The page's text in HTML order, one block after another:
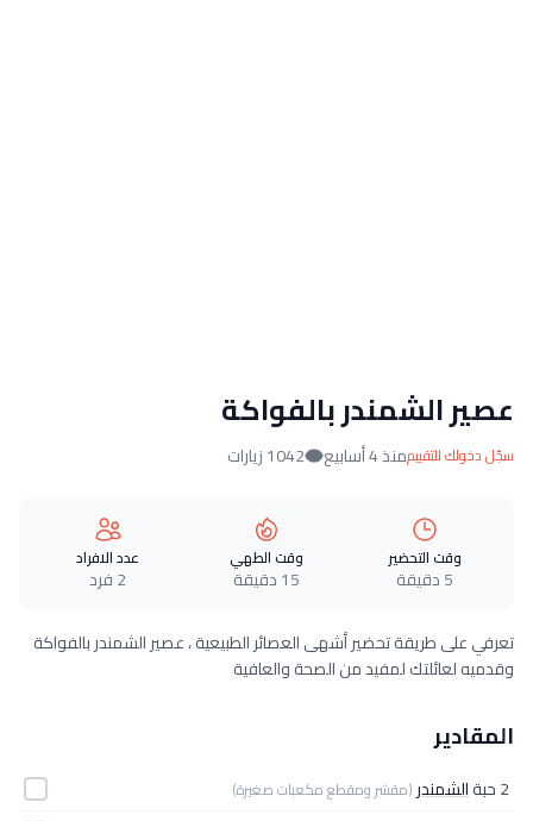
عصير الشمندر بالفواكة
سجّل دخولك للتقييممنذ 4 أسابيع 1042 زيارات
وقت التحضير
5 دقيقة
وقت الطهي
15 دقيقة
عدد الافراد
2 فرد
تعرفي على طريقة تحضير أشهى العصائر الطبيعية ، عصير الشمندر بالفواكة
وقدميه لعائلتك لمفيد من الصحة والعافية
المقادير
2 حبة الشمندر (مقشر ومقطع مكعبات صغيرة)